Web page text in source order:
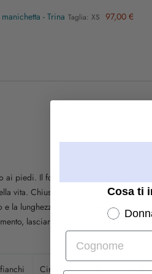
- Trina Taglia: XS 97,00 €
ai piedi. Il fondo svasato, il top con
vita. Chiusura posteriore con zip
la lunghezza saranno perfetti per
lasciando un'impressione
Circonferenza del seno
Cosa ti
Cognome